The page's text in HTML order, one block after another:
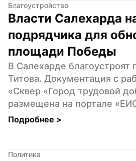
Благоустройство
Власти Салехарда
подрядчика для
площади Победы
В Салехарде
Титова. Документация с
«Сквер «Город трудовой
размещена на портале
Подробнее >
Политика